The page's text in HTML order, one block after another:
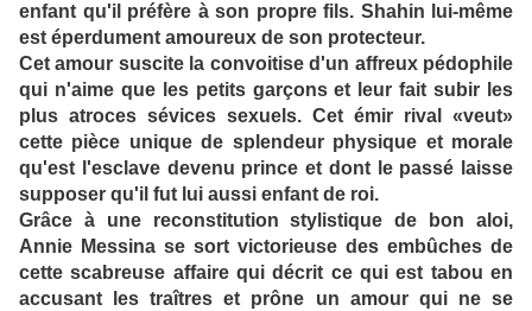
enfant qu'il préfère à son propre fils. Shahin lui-même
est éperdument amoureux de son protecteur.
Cet amour suscite la convoitise d'un affreux pédophile
qui n'aime que les petits garçons et leur fait subir les
plus atroces sévices sexuels. Cet émir rival «veut»
cette pièce unique de splendeur physique et morale
qu'est l'esclave devenu prince et dont le passé laisse
supposer qu'il fut lui aussi enfant de roi.
Grâce à une reconstitution stylistique de bon aloi,
Annie Messina se sort victorieuse des embûches de
cette scabreuse affaire qui décrit ce qui est tabou en
accusant les traîtres et prône un amour qui ne se